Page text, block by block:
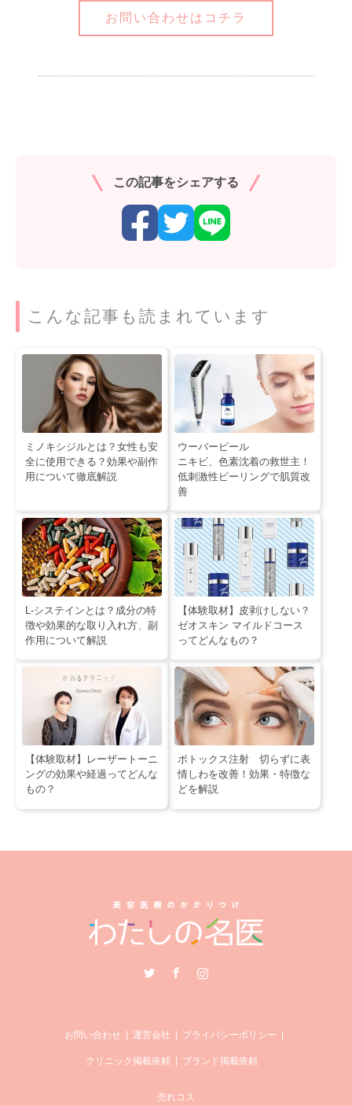
お問い合わせはコチラ
この記事をシェアする
こんな記事も読まれています
ミノキシジルとは？女性も安
全に使用できる？効果や副作
用について徹底解説
ウーバーピール
ニキビ、色素沈着の救世主！
低刺激性ピーリングで肌質改
善
L-システインとは？成分の特
徴や効果的な取り入れ方、副
作用について解説
【体験取材】皮剥けしない？
ゼオスキン マイルドコース
ってどんなもの？
【体験取材】レーザートーニ
ングの効果や経過ってどんな
もの？
ボトックス注射 切らずに表
情しわを改善！効果・特徴な
どを解説
Instagram
お問い合わせ 運営会社 プライバシーポリシー
クリニック掲載依頼 ブランド掲載依頼
売れコス